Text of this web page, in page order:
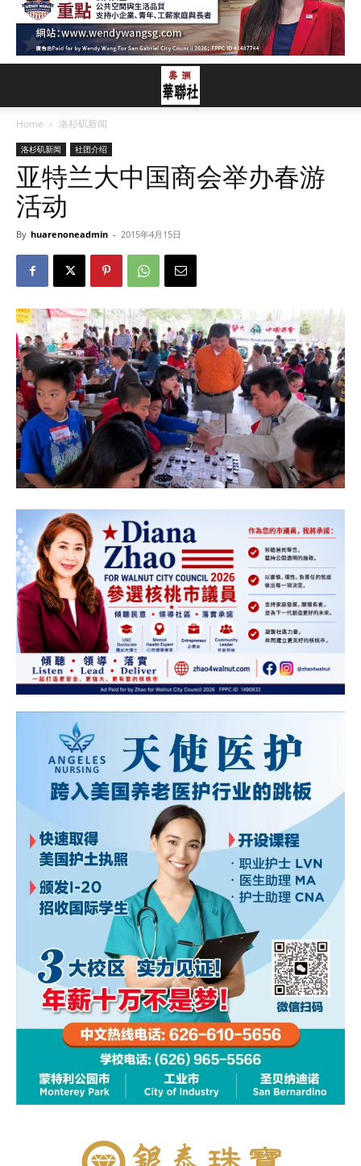
Home 洛杉矶新闻
洛杉矶新闻 社团介绍
亚特兰大中国商会举办春游
活动
By huarenoneadmin - 2015年4月15日